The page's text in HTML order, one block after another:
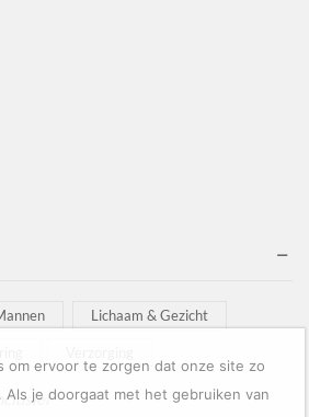
Lichaam & Gezicht
om ervoor te zorgen dat onze site zo
Als je doorgaat met het gebruiken van